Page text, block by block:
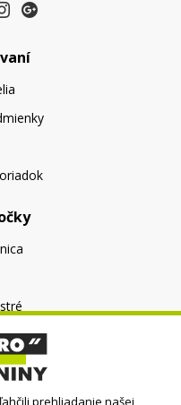
prehliadanie našej